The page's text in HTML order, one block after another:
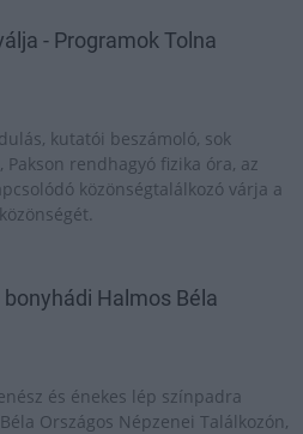
- Programok Tolna
kutatói beszámoló, sok
rendhagyó fizika óra, az
közönségtalálkozó várja a
Halmos Béla
és énekes lép színpadra
Országos Népzenei Találkozón,